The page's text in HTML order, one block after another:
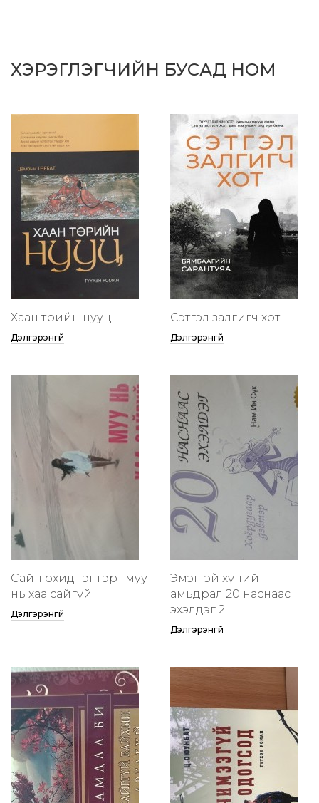
ХЭРЭГЛЭГЧИЙН БУСАД НОМ
Хаан төрийн нууц
Дэлгэрэнгүй
Сэтгэл залгигч хот
Дэлгэрэнгүй
Сайн охид тэнгэрт муу
нь хаа сайгүй
Дэлгэрэнгүй
Эмэгтэй хүний
амьдрал 20 наснаас
эхэлдэг 2
Дэлгэрэнгүй